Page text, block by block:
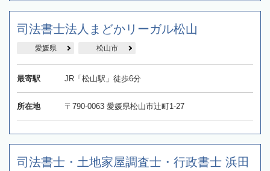
司法書士法人まどかリーガル松山
愛媛県 松山市
最寄駅 JR「松山駅」徒歩6分
所在地 〒790-0063 愛媛県松山市辻町1-27
司法書士・土地家屋調査士・行政書士 浜田